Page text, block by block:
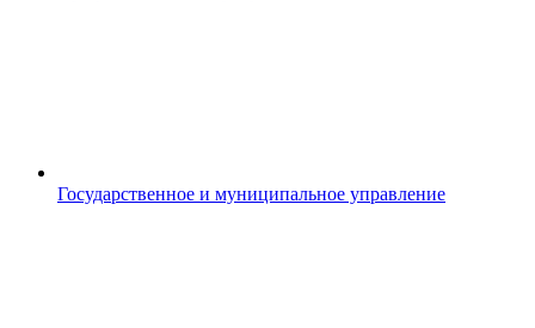
Государственное и муниципальное управление